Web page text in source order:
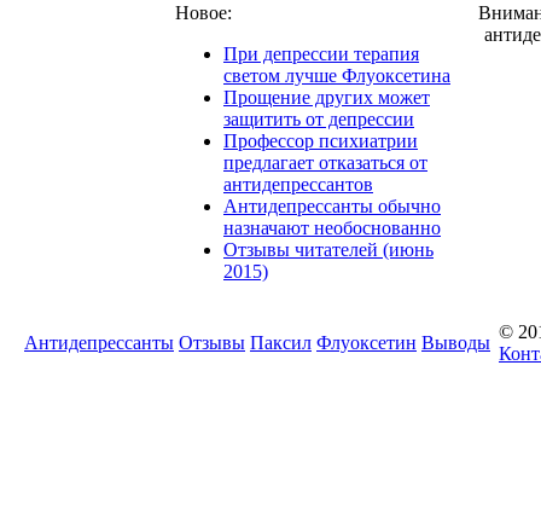
Новое:
При депрессии терапия
светом лучше Флуоксетина
Прощение других может
защитить от депрессии
Профессор психиатрии
предлагает отказаться от
антидепрессантов
Антидепрессанты обычно
назначают необоснованно
Отзывы читателей (июнь
2015)
Антидепрессанты Отзывы Паксил Флуоксетин Выводы
©